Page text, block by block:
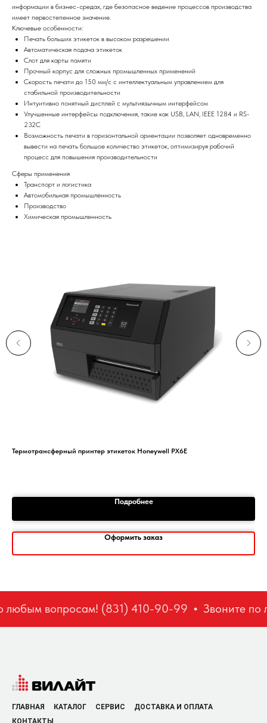
информации в бизнес-средах, где безопасное ведение процессов производства
имеет первостепенное значение.
Ключевые особенности:
Печать больших этикеток в высоком разрешении
Автоматическая подача этикеток
Слот для карты памяти
Прочный корпус для сложных промышленных применений
Скорость печати до 150 мм/с с интеллектуальным управлением для
стабильной производительности
Интуитивно понятный дисплей с мультиязычным интерфейсом
Улучшенные интерфейсы подключения, такие как USB, LAN, IEEE 1284 и RS-
232C
Возможность печати в горизонтальной ориентации позволяет одновременно
вывести на печать большое количество этикеток, оптимизируя рабочий
процесс для повышения производительности
Сферы применения
Транспорт и логистика
Автомобильная промышленность
Производство
Химическая промышленность
Термотрансферный принтер этикеток Honeywell PX6E
Подробнее
Оформить заказ
любым вопросам! (831) 410-90-99 Звоните по
ГЛАВНАЯ КАТАЛОГ СЕРВИС
ДОСТАВКА И ОПЛАТА